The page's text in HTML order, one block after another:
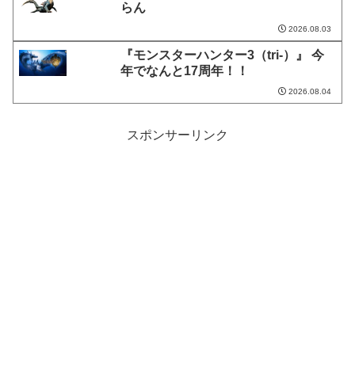
らん
2026.08.03
『モンスターハンター3（tri-）』 今
年でなんと17周年！！
2026.08.04
スポンサーリンク